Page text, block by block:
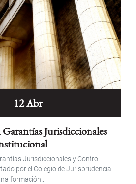
12 Abr
Jurisdiccionales
Jurisdiccionales y Control
por el Colegio de Jurisprudencia
formación...